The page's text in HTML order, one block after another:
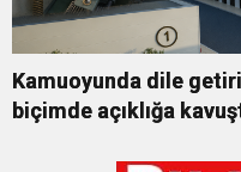
Kamuoyunda dile
biçimde açıklığa